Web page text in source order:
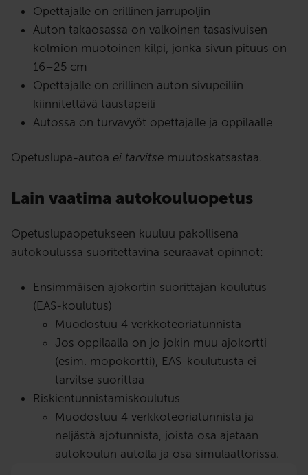
Opettajalle on erillinen jarrupoljin
Auton takaosassa on valkoinen tasasivuisen
kolmion muotoinen kilpi, jonka sivun pituus on
16–25 cm
Opettajalle on erillinen auton sivupeiliin
kiinnitettävä taustapeili
Autossa on turvavyöt opettajalle ja oppilaalle
Opetuslupa-autoa ei tarvitse muutoskatsastaa.
Lain vaatima autokouluopetus
Opetuslupaopetukseen kuuluu pakollisena
autokoulussa suoritettavina seuraavat opinnot:
Ensimmäisen ajokortin suorittajan koulutus
(EAS-koulutus)
Muodostuu 4 verkkoteoriatunnista
Jos oppilaalla on jo jokin muu ajokortti
(esim. mopokortti), EAS-koulutusta ei
tarvitse suorittaa
Riskientunnistamiskoulutus
Muodostuu 4 verkkoteoriatunnista ja
neljästä ajotunnista, joista osa ajetaan
autokoulun autolla ja osa simulaattorissa.